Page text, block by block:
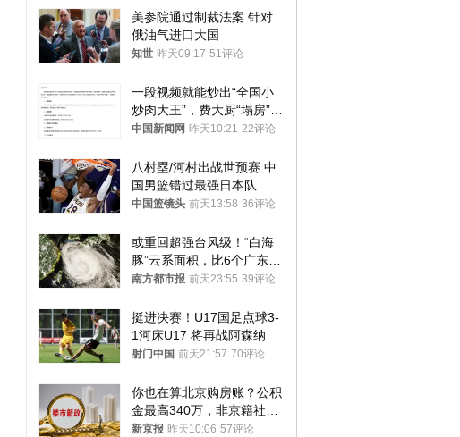
美参院通过制裁法案 针对
俄油气进口大国
知世 昨天09:17 51评论
一段视频就能炒出“全国小
炒肉大王”，费大厨“塌房”了
吗？
中国新闻网 昨天10:21 22评论
八村塁/河村出战世预赛 中
国男篮错过最强日本队
中国篮镜头 前天13:58 36评论
或重回超强台风级！“白海
豚”云系面积，比6个广东还
大！深圳官方：注意这件事
南方都市报 前天23:55 39评论
挺进决赛！U17国足点球3-
1河床U17 将再战阿森纳
射门中国 前天21:57 70评论
你也在算北京购房账？公积
金最高340万，非京籍社保
1年
新京报 昨天10:06 57评论